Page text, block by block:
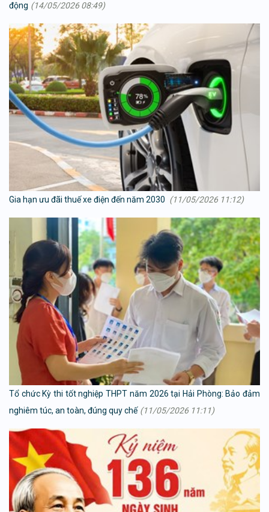
động (14/05/2026 08:49)
Gia hạn ưu đãi thuế xe điện đến năm 2030 (11/05/2026 11:12)
Tổ chức Kỳ thi tốt nghiệp THPT năm 2026 tại Hải Phòng: Bảo đảm
nghiêm túc, an toàn, đúng quy chế (11/05/2026 11:11)